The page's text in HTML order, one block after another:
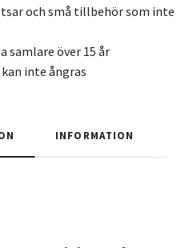
och små tillbehör som inte
samlare över 15 år
inte ångras
INFORMATION